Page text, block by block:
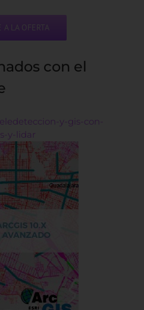
A LA OFERTA
con el